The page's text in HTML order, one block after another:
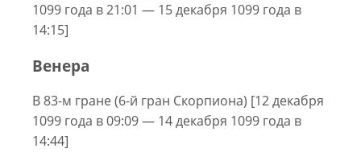
1099 года в 21:01 — 15 декабря 1099 года в
14:15]
Венера
В 83-м гране (6-й гран Скорпиона) [12 декабря
1099 года в 09:09 — 14 декабря 1099 года в
14:44]